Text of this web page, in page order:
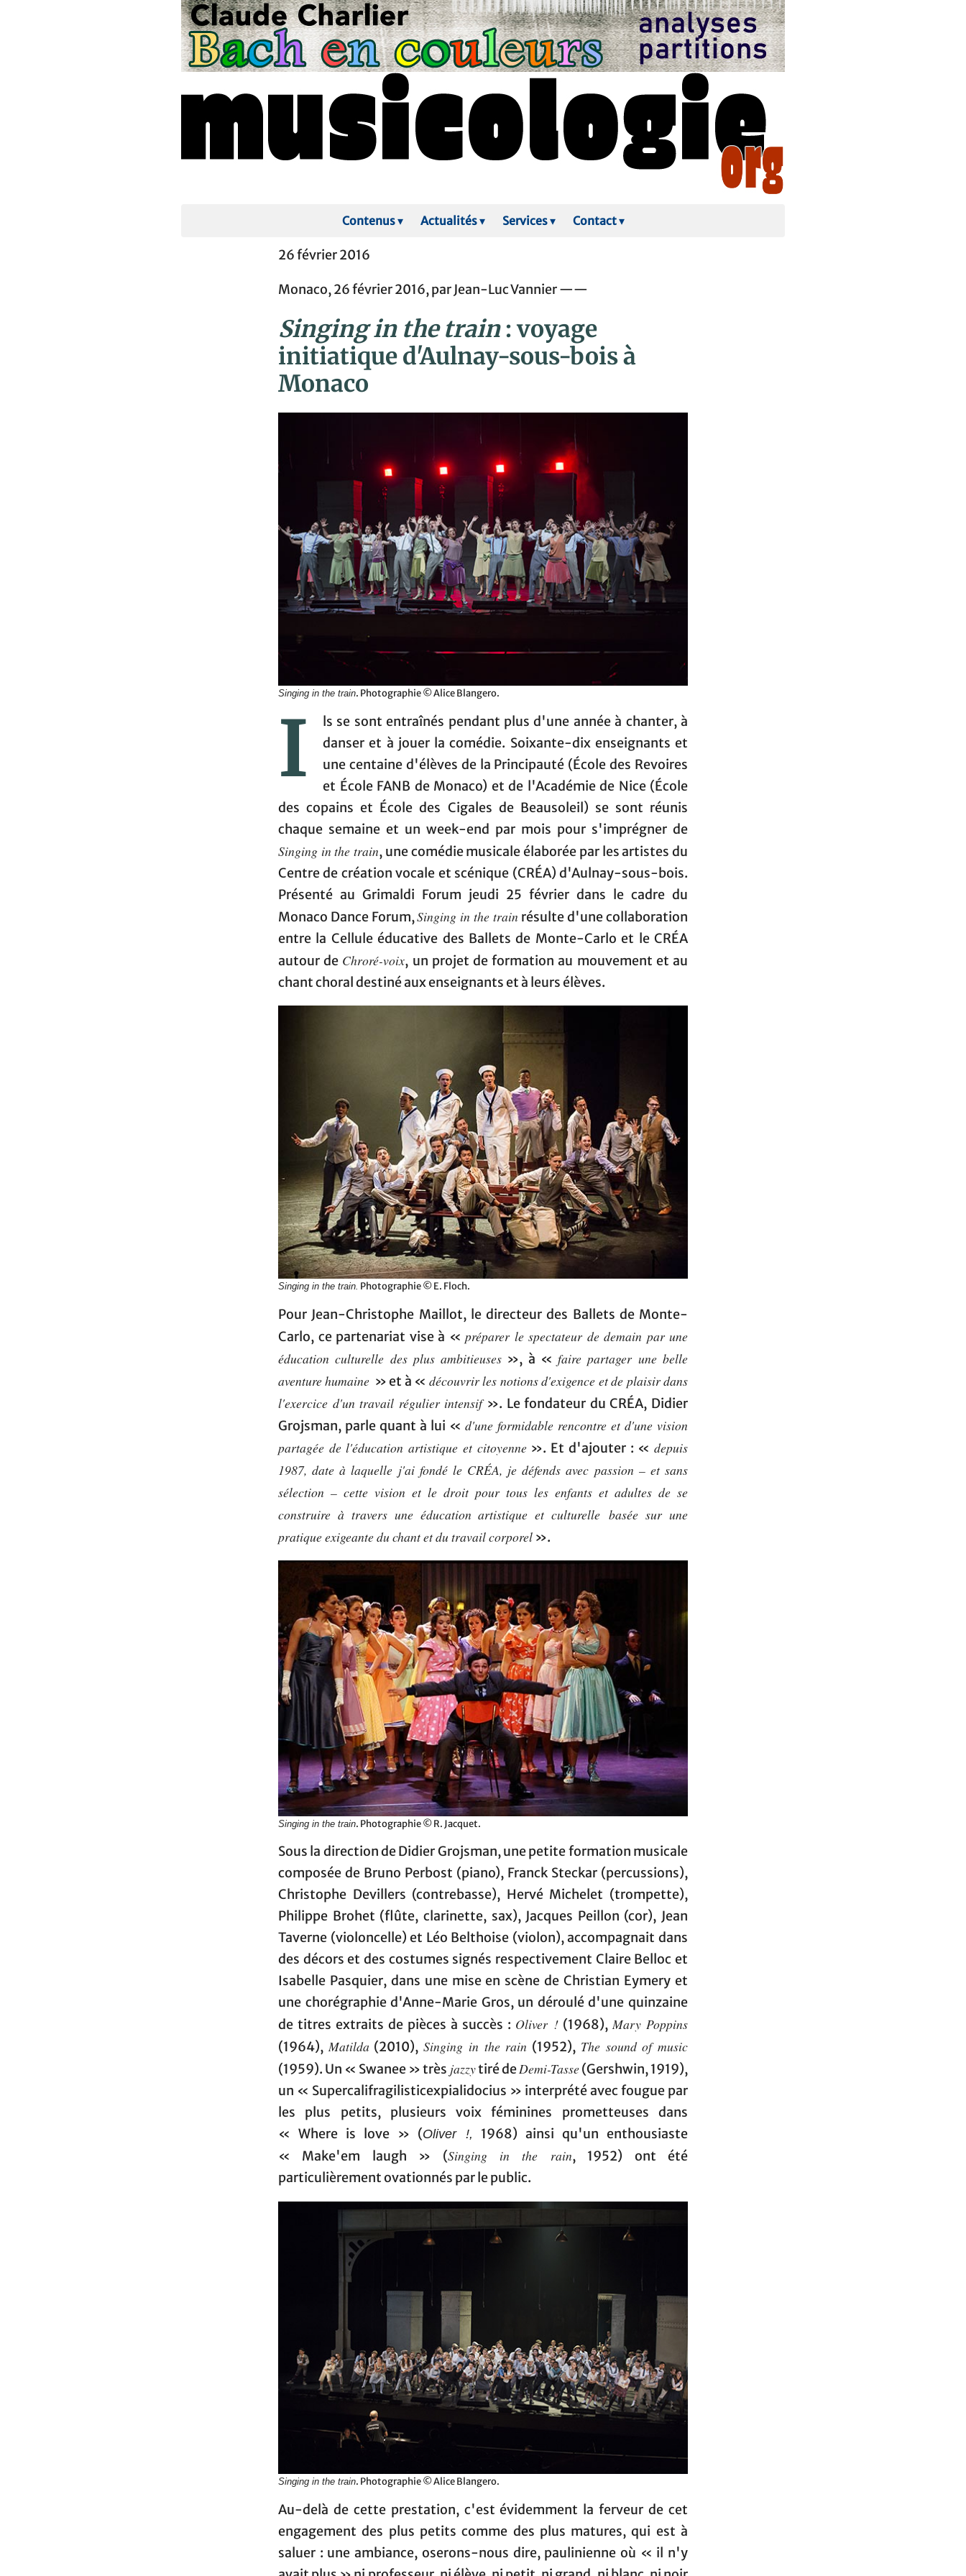
Contenus▾ Actualités▾ Services▾ Contact▾
26 février 2016
Monaco, 26 février 2016, par Jean-Luc Vannier ——
Singing in the train: voyage
initiatique d'Aulnay-sous-bois à
Monaco
Singing in the train. Photographie © Alice Blangero.
I
ls se sont entraînés pendant plus d'une année à chanter, à
danser et à jouer la comédie. Soixante-dix enseignants et
une centaine d'élèves de la Principauté (École des Revoires
et École FANB de Monaco) et de l'Académie de Nice (École
des copains et École des Cigales de Beausoleil) se sont réunis
chaque semaine et un week-end par mois pour s'imprégner de
Singing in the train, une comédie musicale élaborée par les artistes du
Centre de création vocale et scénique (CRÉA) d'Aulnay-sous-bois.
Présenté au Grimaldi Forum jeudi 25 février dans le cadre du
Monaco Dance Forum,Singing in the train résulte d'une collaboration
entre la Cellule éducative des Ballets de Monte-Carlo et le CRÉA
autour de Chroré-voix, un projet de formation au mouvement et au
chant choral destiné aux enseignants et à leurs élèves.
Singing in the train. Photographie © E. Floch.
Pour Jean-Christophe Maillot, le directeur des Ballets de Monte-
Carlo, ce partenariat vise à « préparer le spectateur de demain par une
éducation culturelle des plus ambitieuses », à «faire partager une belle
aventure humaine » et à « découvrir les notions d'exigence et de plaisir dans
l'exercice d'un travail régulier intensif». Le fondateur du CRÉA, Didier
Grojsman, parle quant à lui « d'une formidable rencontre et d'une vision
partagée de l'éducation artistique et citoyenne». Et d'ajouter : «depuis
1987, date à laquelle j'ai fondé le CRÉA, je défends avec passion – et sans
sélection – cette vision et le droit pour tous les enfants et adultes de se
construire à travers une éducation artistique et culturelle basée sur une
pratique exigeante du chant et du travail corporel ».
Singing in the train. Photographie © R. Jacquet.
Sous la direction de Didier Grojsman, une petite formation musicale
composée de Bruno Perbost (piano), Franck Steckar (percussions),
Christophe Devillers (contrebasse), Hervé Michelet (trompette),
Philippe Brohet (flûte, clarinette, sax), Jacques Peillon (cor), Jean
Taverne (violoncelle) et Léo Belthoise (violon), accompagnait dans
des décors et des costumes signés respectivement Claire Belloc et
Isabelle Pasquier, dans une mise en scène de Christian Eymery et
une chorégraphie d'Anne-Marie Gros, un déroulé d'une quinzaine
de titres extraits de pièces à succès : Oliver ! (1968),Mary Poppins
(1964),Matilda (2010),Singing in the rain (1952), The sound of music
(1959). Un « Swanee » très jazzytiré deDemi-Tasse(Gershwin, 1919),
un « Supercalifragilisticexpialidocius » interprété avec fougue par
les plus petits, plusieurs voix féminines prometteuses dans
« Where is love » (Oliver !,
1968) ainsi qu'un enthousiaste
« Make'em laugh » (Singing in the rain, 1952) ont été
particulièrement ovationnés par le public.
Singing in the train. Photographie © Alice Blangero.
Au-delà de cette prestation, c'est évidemment la ferveur de cet
engagement des plus petits comme des plus matures, qui est à
saluer : une ambiance, oserons-nous dire, paulinienne où « il n'y